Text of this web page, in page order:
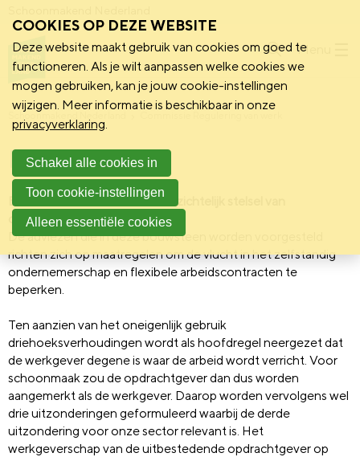
Menu
Schoonmakend Nederland
Bouwsteen 2
Bouwsteen 2: creëer een overzichtelijk stelsel van
contractvormen
De adviezen die in deze bouwsteen worden voorgesteld
richten zich op maatregelen om de vlucht in het zelfstandig
ondernemerschap en flexibele arbeidscontracten te
beperken.
Ten aanzien van het oneigenlijk gebruik
driehoeksverhoudingen wordt als hoofdregel neergezet dat
de werkgever degene is waar de arbeid wordt verricht. Voor
schoonmaak zou de opdrachtgever dan dus worden
aangemerkt als de werkgever. Daarop worden vervolgens wel
drie uitzonderingen geformuleerd waarbij de derde
uitzondering voor onze sector relevant is. Het
werkgeverschap van de uitbestedende opdrachtgever op
COOKIES OP DEZE WEBSITE
Deze website maakt gebruik van cookies om goed te
functioneren. Als je wilt aanpassen welke cookies we
mogen gebruiken, kan je jouw cookie-instellingen
wijzigen. Meer informatie is beschikbaar in onze
privacyverklaring.
Schakel alle cookies in
Toon cookie-instellingen
Alleen essentiële cookies